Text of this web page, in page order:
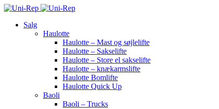
Salg
Haulotte
Haulotte – Mast og søjlelifte
Haulotte – Sakselifte
Haulotte – Store el sakselifte
Haulotte – knækarmslifte
Haulotte Bomlifte
Haulotte Quick Up
Baoli
Baoli – Trucks